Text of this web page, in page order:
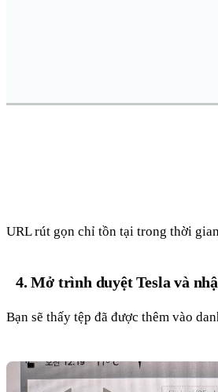
URL rút gọn chỉ tồn tại trong thời
4. Mở trình duyệt Tesla và
Bạn sẽ thấy tệp đã được thêm vào